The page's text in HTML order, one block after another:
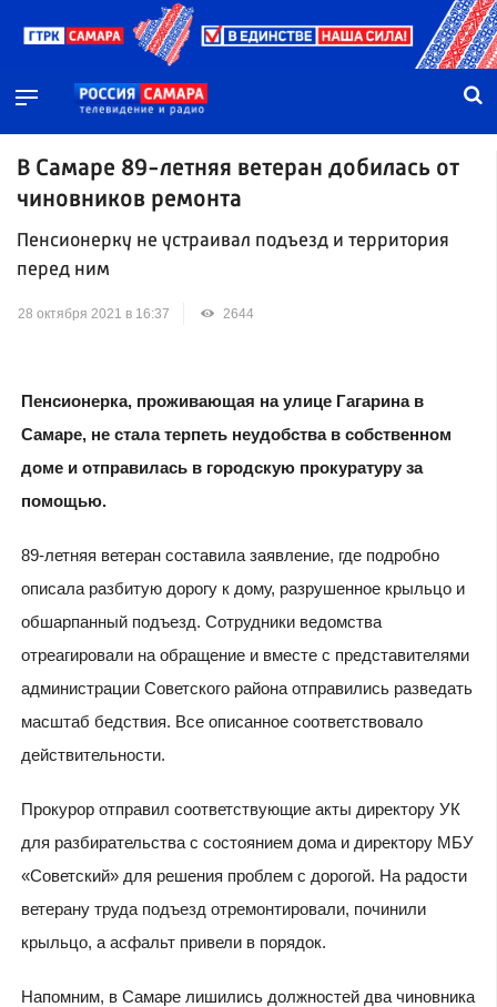
В Самаре 89-летняя ветеран добилась от
чиновников ремонта
Пенсионерку не устраивал подъезд и территория
перед ним
28 октября 2021 в 16:37 2644
Пенсионерка, проживающая на улице Гагарина в
Самаре, не стала терпеть неудобства в собственном
доме и отправилась в городскую прокуратуру за
помощью.
89-летняя ветеран составила заявление, где подробно
описала разбитую дорогу к дому, разрушенное крыльцо и
обшарпанный подъезд. Сотрудники ведомства
отреагировали на обращение и вместе с представителями
администрации Советского района отправились разведать
масштаб бедствия. Все описанное соответствовало
действительности.
Прокурор отправил соответствующие акты директору УК
для разбирательства с состоянием дома и директору МБУ
«Советский» для решения проблем с дорогой. На радости
ветерану труда подъезд отремонтировали, починили
крыльцо, а асфальт привели в порядок.
Напомним, в Самаре лишились должностей два чиновника